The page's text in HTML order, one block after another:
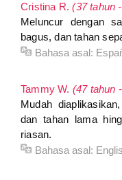
Cristina R.(37 tahun
Meluncur dengan
bagus, dan tahan
Bahasa asal:
Tammy W. (47 tahun
Mudah
dan tahan lama
riasan.
Bahasa asal: